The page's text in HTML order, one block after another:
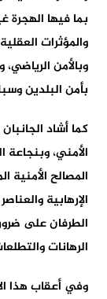
بما فيها الهجرة
والمؤثرات
وبالأمن
بأمن البلدين
كما أشاد
الأمني، وبنجاعة
المصالح الأمنية
الإرهابية
الطرفان على
الرهانات
وفي أعقاب هذا